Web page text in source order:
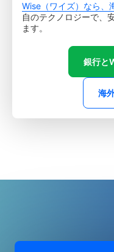
Wise（ワイズ）なら、
自のテクノロジーで、
ます。
銀行と
海